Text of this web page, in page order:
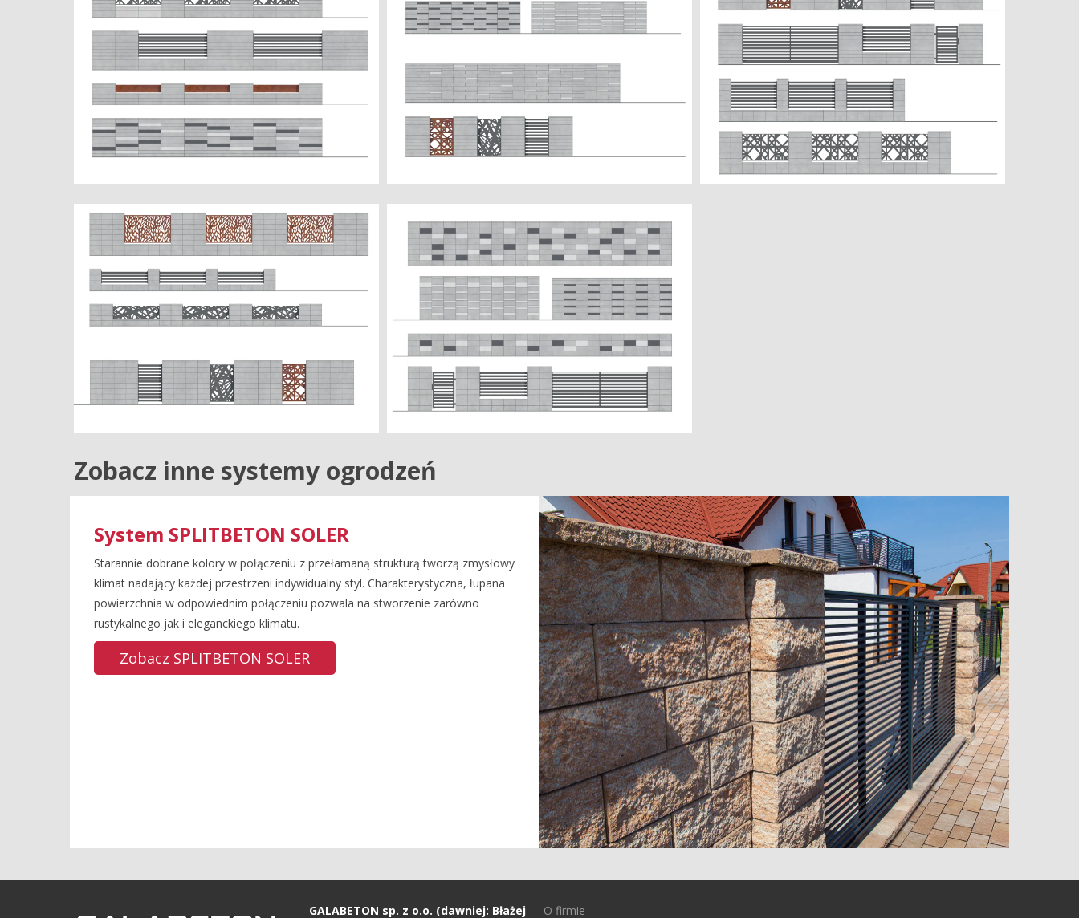
Zobacz inne systemy ogrodzeń
System SPLITBETON SOLER
Starannie dobrane kolory w połączeniu z przełamaną strukturą tworzą zmysłowy
klimat nadający każdej przestrzeni indywidualny styl. Charakterystyczna, łupana
powierzchnia w odpowiednim połączeniu pozwala na stworzenie zarówno
rustykalnego jak i eleganckiego klimatu.
Zobacz SPLITBETON SOLER
GALABETON sp. z o.o. (dawniej: Błażej O firmie